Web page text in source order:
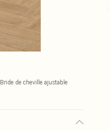
Bride de cheville ajustable